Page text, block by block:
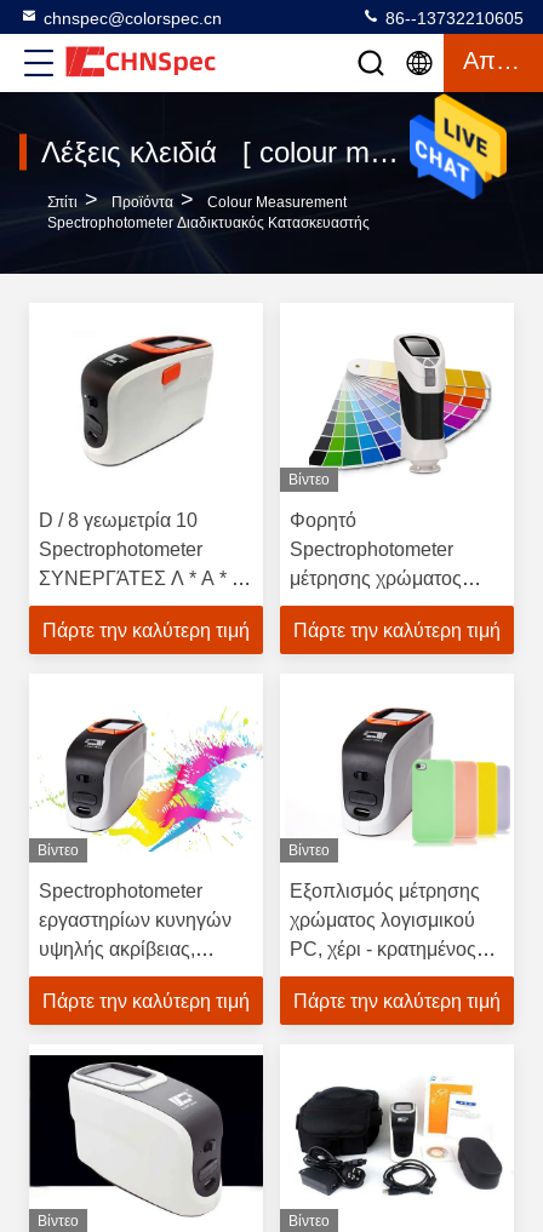
chnspec@colorspec.cn 86--13732210605
Απόσπασμα
Λέξεις κλειδιά [ colour measurement spectrophotometer ] Αντιστοιχία 120 προϊόντα
Σπίτι > Προϊόντα >
Colour Measurement
Spectrophotometer Διαδικτυακός Κατασκευαστής
D / 8 γεωμετρία 10
Spectrophotometer
ΣΥΝΕΡΓΆΤΕΣ Λ * Α * Β
μέτρησης χρώματος
διαστήματος μήκους
Πάρτε την καλύτερη τιμή
Βίντεο
Φορητό
Spectrophotometer
μέτρησης χρώματος
θανάτου με 0,08
επανάληψη
Πάρτε την καλύτερη τιμή
Βίντεο
Spectrophotometer
εργαστηρίων κυνηγών
υψηλής ακρίβειας,
μεγάλο διάστημα
αποθήκευσης στοιχείων
χρώματος
Πάρτε την καλύτερη τιμή
Βίντεο
Εξοπλισμός μέτρησης
χρώματος λογισμικού
PC, χέρι - κρατημένος
φωτισμός CLEDs
φασματομέτρων
Πάρτε την καλύτερη τιμή
Βίντεο Βίντεο